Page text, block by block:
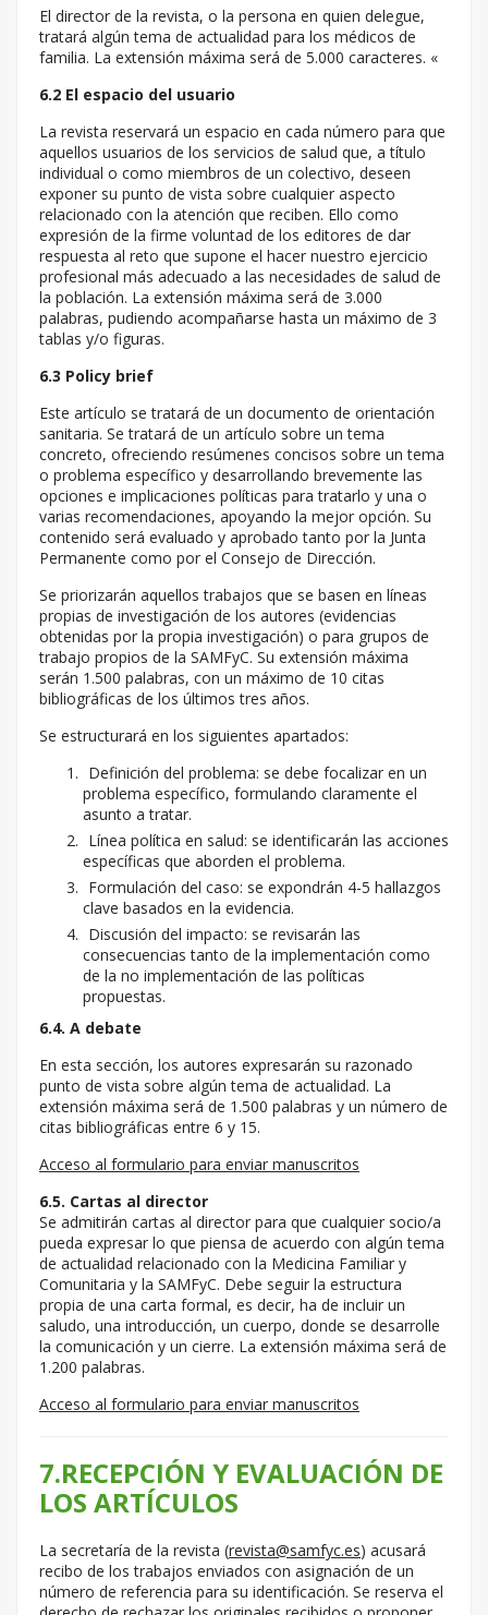
El director de la revista, o la persona en quien delegue,
tratará algún tema de actualidad para los médicos de
familia. La extensión máxima será de 5.000 caracteres. «
6.2 El espacio del usuario
La revista reservará un espacio en cada número para que
aquellos usuarios de los servicios de salud que, a título
individual o como miembros de un colectivo, deseen
exponer su punto de vista sobre cualquier aspecto
relacionado con la atención que reciben. Ello como
expresión de la firme voluntad de los editores de dar
respuesta al reto que supone el hacer nuestro ejercicio
profesional más adecuado a las necesidades de salud de
la población. La extensión máxima será de 3.000
palabras, pudiendo acompañarse hasta un máximo de 3
tablas y/o figuras.
6.3 Policy brief
Este artículo se tratará de un documento de orientación
sanitaria. Se tratará de un artículo sobre un tema
concreto, ofreciendo resúmenes concisos sobre un tema
o problema específico y desarrollando brevemente las
opciones e implicaciones políticas para tratarlo y una o
varias recomendaciones, apoyando la mejor opción. Su
contenido será evaluado y aprobado tanto por la Junta
Permanente como por el Consejo de Dirección.
Se priorizarán aquellos trabajos que se basen en líneas
propias de investigación de los autores (evidencias
obtenidas por la propia investigación) o para grupos de
trabajo propios de la SAMFyC. Su extensión máxima
serán 1.500 palabras, con un máximo de 10 citas
bibliográficas de los últimos tres años.
Se estructurará en los siguientes apartados:
Definición del problema: se debe focalizar en un
problema específico, formulando claramente el
asunto a tratar.
Línea política en salud: se identificarán las acciones
específicas que aborden el problema.
Formulación del caso: se expondrán 4-5 hallazgos
clave basados en la evidencia.
Discusión del impacto: se revisarán las
consecuencias tanto de la implementación como
de la no implementación de las políticas
propuestas.
6.4. A debate
En esta sección, los autores expresarán su razonado
punto de vista sobre algún tema de actualidad. La
extensión máxima será de 1.500 palabras y un número de
citas bibliográficas entre 6 y 15.
Acceso al formulario para enviar manuscritos
6.5. Cartas al director
Se admitirán cartas al director para que cualquier socio/a
pueda expresar lo que piensa de acuerdo con algún tema
de actualidad relacionado con la Medicina Familiar y
Comunitaria y la SAMFyC. Debe seguir la estructura
propia de una carta formal, es decir, ha de incluir un
saludo, una introducción, un cuerpo, donde se desarrolle
la comunicación y un cierre. La extensión máxima será de
1.200 palabras.
Acceso al formulario para enviar manuscritos
7.RECEPCIÓN Y EVALUACIÓN DE
LOS ARTÍCULOS
La secretaría de la revista (revista@samfyc.es) acusará
recibo de los trabajos enviados con asignación de un
número de referencia para su identificación. Se reserva el